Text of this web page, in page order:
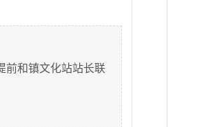
前和镇文化站站长联